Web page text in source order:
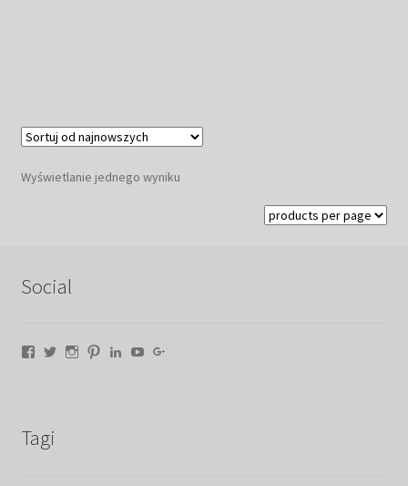
Wyświetlanie jednego wyniku
Social
Facebook
TwitterInstagram
PinterestLinkedIn
YouTube
Tagi